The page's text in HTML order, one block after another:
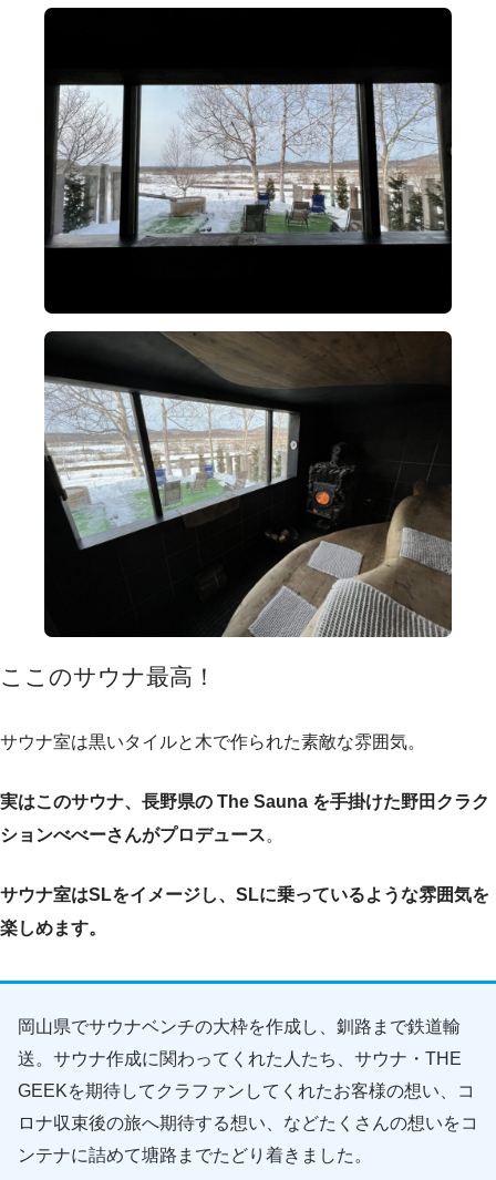
ここのサウナ最高！
サウナ室は黒いタイルと木で作られた素敵な雰囲気。
実はこのサウナ、長野県の The Sauna を手掛けた野田クラク
ションべべーさんがプロデュース。
サウナ室はSLをイメージし、SLに乗っているような雰囲気を
楽しめます。
岡山県でサウナベンチの大枠を作成し、釧路まで鉄道輸
送。サウナ作成に関わってくれた人たち、サウナ・THE
GEEKを期待してクラファンしてくれたお客様の想い、コ
ロナ収束後の旅へ期待する想い、などたくさんの想いをコ
ンテナに詰めて塘路までたどり着きました。